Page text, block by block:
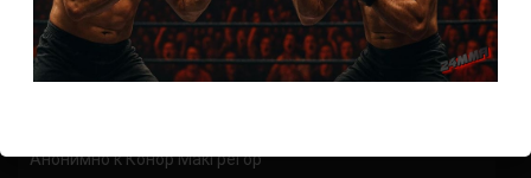
Анонимно кUFC 324 прямая трансляция
А как смотреть с ноутбука?
АнонимнокРасписание боев UFC
АнонимнокКонор МакГрегор